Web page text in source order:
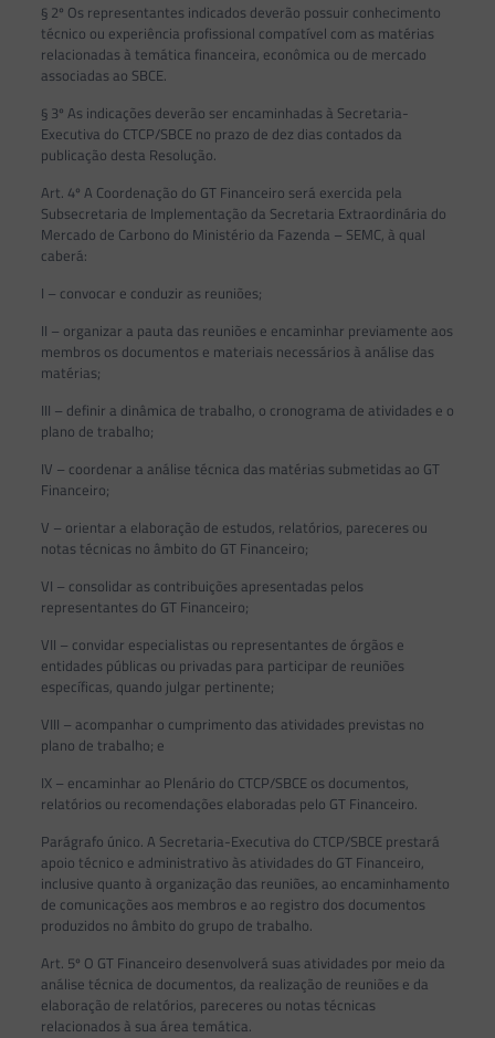
§ 2º Os representantes indicados deverão possuir conhecimento
técnico ou experiência profissional compatível com as matérias
relacionadas à temática financeira, econômica ou de mercado
associadas ao SBCE.
§ 3º As indicações deverão ser encaminhadas à Secretaria-
Executiva do CTCP/SBCE no prazo de dez dias contados da
publicação desta Resolução.
Art. 4º A Coordenação do GT Financeiro será exercida pela
Subsecretaria de Implementação da Secretaria Extraordinária do
Mercado de Carbono do Ministério da Fazenda – SEMC, à qual
caberá:
I – convocar e conduzir as reuniões;
II – organizar a pauta das reuniões e encaminhar previamente aos
membros os documentos e materiais necessários à análise das
matérias;
III – definir a dinâmica de trabalho, o cronograma de atividades e o
plano de trabalho;
IV – coordenar a análise técnica das matérias submetidas ao GT
Financeiro;
V – orientar a elaboração de estudos, relatórios, pareceres ou
notas técnicas no âmbito do GT Financeiro;
VI – consolidar as contribuições apresentadas pelos
representantes do GT Financeiro;
VII – convidar especialistas ou representantes de órgãos e
entidades públicas ou privadas para participar de reuniões
específicas, quando julgar pertinente;
VIII – acompanhar o cumprimento das atividades previstas no
plano de trabalho; e
IX – encaminhar ao Plenário do CTCP/SBCE os documentos,
relatórios ou recomendações elaboradas pelo GT Financeiro.
Parágrafo único. A Secretaria-Executiva do CTCP/SBCE prestará
apoio técnico e administrativo às atividades do GT Financeiro,
inclusive quanto à organização das reuniões, ao encaminhamento
de comunicações aos membros e ao registro dos documentos
produzidos no âmbito do grupo de trabalho.
Art. 5º O GT Financeiro desenvolverá suas atividades por meio da
análise técnica de documentos, da realização de reuniões e da
elaboração de relatórios, pareceres ou notas técnicas
relacionados à sua área temática.